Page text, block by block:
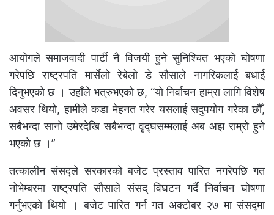
आयोगले समाजवादी पार्टी नै विजयी हुने सुनिश्चित भएको घोषणा
गरेपछि राष्ट्रपति मार्सेलो रेबेलो डे सौसाले नागरिकलाई बधाई
दिनुभएको छ । उहाँले भत्रुभएको छ, “यो निर्वाचन हाम्रा लागि विशेष
अवसर थियो, हामीले कडा मेहनत गरेर यसलाई सदुपयोग गरेका छौँ,
सबैभन्दा सानो उमेरदेखि सबैभन्दा वृद्घसम्मलाई अब अझ राम्रो हुने
भएको छ ।”
तत्कालीन संसद्ले सरकारको बजेट प्रस्ताव पारित नगरेपछि गत
नोभेम्बरमा राष्ट्रपति सौसाले संसद् विघटन गर्दै निर्वाचन घोषणा
गर्नुभएको थियो । बजेट पारित गर्न गत अक्टोबर २७ मा संसद्मा